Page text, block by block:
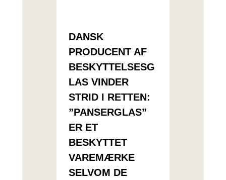
DANSK
PRODUCENT AF
BESKYTTELSESG
LAS VINDER
STRID I RETTEN:
”PANSERGLAS”
ER ET
BESKYTTET
VAREMÆRKE
SELVOM DE